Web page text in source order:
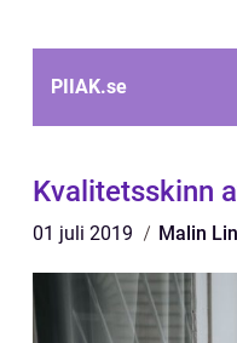
PIIAK.se
Kvalitetsskinn
01 juli 2019 Malin